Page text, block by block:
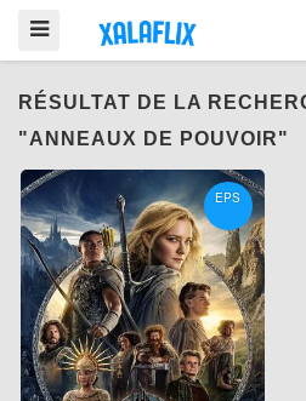
RÉSULTAT DE LA
"ANNEAUX DE POUVOIR"
EPS